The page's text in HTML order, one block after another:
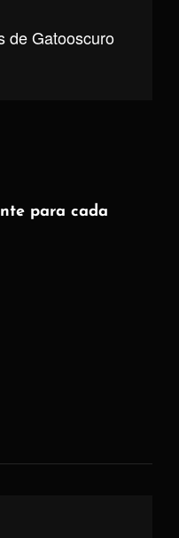
de Gatooscuro
para cada